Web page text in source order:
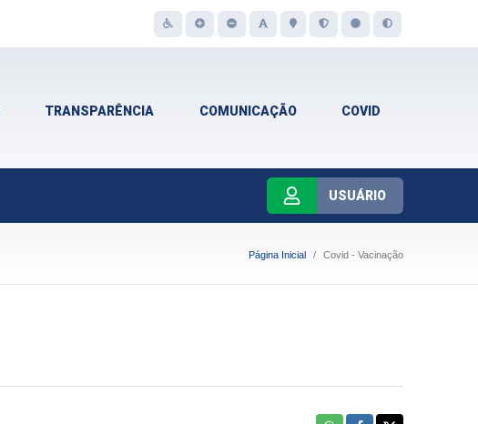
TRANSPARÊNCIA COMUNICAÇÃO COVID
USUÁRIO
Página Inicial Covid - Vacinação